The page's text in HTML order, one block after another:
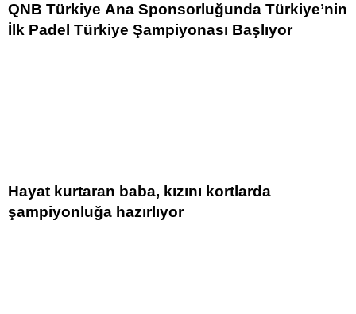
QNB Türkiye Ana Sponsorluğunda Türkiye’nin
İlk Padel Türkiye Şampiyonası Başlıyor
Hayat kurtaran baba, kızını kortlarda
şampiyonluğa hazırlıyor